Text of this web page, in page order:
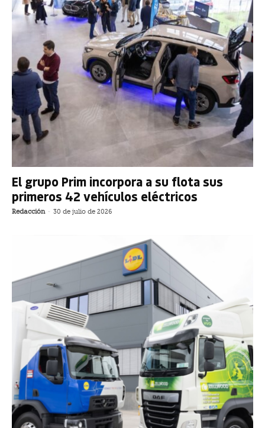
El grupo Prim incorpora a su flota sus
primeros 42 vehículos eléctricos
Redacción - 30 de julio de 2026